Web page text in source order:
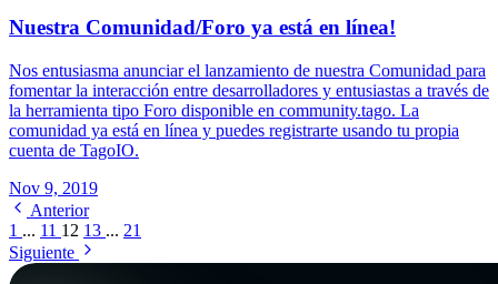
Nuestra Comunidad/Foro ya está en línea!
Nos entusiasma anunciar el lanzamiento de nuestra Comunidad para
fomentar la interacción entre desarrolladores y entusiastas a través de
la herramienta tipo Foro disponible en community.tago. La
comunidad ya está en línea y puedes registrarte usando tu propia
cuenta de TagoIO.
Nov 9, 2019
Anterior
1 ... 11 12 13 ... 21
Siguiente